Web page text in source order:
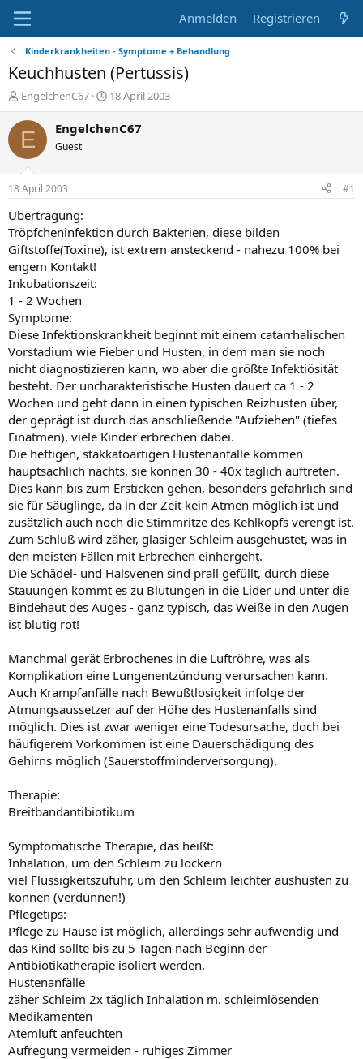
Anmelden Registrieren
Kinderkrankheiten - Symptome + Behandlung
Keuchhusten (Pertussis)
E
r
s
e
r
EngelchenC67
E
r
s
t
18 April 2003
E EngelchenC67
Guest
18 April 2003 #1
Übertragung:
Tröpfcheninfektion durch Bakterien, diese bilden
Giftstoffe(Toxine), ist extrem ansteckend - nahezu 100% bei
engem Kontakt!
Inkubationszeit:
1 - 2 Wochen
Symptome:
Diese Infektionskrankheit beginnt mit einem catarrhalischen
Vorstadium wie Fieber und Husten, in dem man sie noch
nicht diagnostizieren kann, wo aber die größte Infektiösität
besteht. Der uncharakteristische Husten dauert ca 1 - 2
Wochen und geht dann in einen typischen Reizhusten über,
der geprägt ist durch das anschließende "Aufziehen" (tiefes
Einatmen), viele Kinder erbrechen dabei.
Die heftigen, stakkatoartigen Hustenanfälle kommen
hauptsächlich nachts, sie können 30 - 40x täglich auftreten.
Dies kann bis zum Ersticken gehen, besonders gefährlich sind
sie für Säuglinge, da in der Zeit kein Atmen möglich ist und
zusätzlich auch noch die Stimmritze des Kehlkopfs verengt ist.
Zum Schluß wird zäher, glasiger Schleim ausgehustet, was in
den meisten Fällen mit Erbrechen einhergeht.
Die Schädel- und Halsvenen sind prall gefüllt, durch diese
Stauungen kommt es zu Blutungen in die Lider und unter die
Bindehaut des Auges - ganz typisch, das Weiße in den Augen
ist blutig rot!
Manchmal gerät Erbrochenes in die Luftröhre, was als
Komplikation eine Lungenentzündung verursachen kann.
Auch Krampfanfälle nach Bewußtlosigkeit infolge der
Atmungsaussetzer auf der Höhe des Hustenanfalls sind
möglich. Dies ist zwar weniger eine Todesursache, doch bei
häufigerem Vorkommen ist eine Dauerschädigung des
Gehirns möglich (Sauerstoffminderversorgung).
Therapie:
Breitbandantibiotikum
Symptomatische Therapie, das heißt:
Inhalation, um den Schleim zu lockern
viel Flüssigkeitszufuhr, um den Schleim leichter aushusten zu
können (verdünnen!)
Pflegetips:
Pflege zu Hause ist möglich, allerdings sehr aufwendig und
das Kind sollte bis zu 5 Tagen nach Beginn der
Antibiotikatherapie isoliert werden.
Hustenanfälle
zäher Schleim 2x täglich Inhalation m. schleimlösenden
Medikamenten
Atemluft anfeuchten
Aufregung vermeiden - ruhiges Zimmer